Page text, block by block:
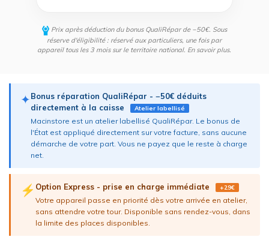
Prix après déduction du bonus QualiRépar de −50€. Sous
réserve d'éligibilité : réservé aux particuliers, une fois par
appareil tous les 3 mois sur le territoire national. En savoir plus.
✦Bonus réparation QualiRépar - −50€ déduits
directement à la caisse
Atelier labellisé
Macinstore est un atelier labellisé QualiRépar. Le bonus de
l'État est appliqué directement sur votre facture, sans aucune
démarche de votre part. Vous ne payez que le reste à charge
net.
⚡ Option Express - prise en charge immédiate +29€
Votre appareil passe en priorité dès votre arrivée en atelier,
sans attendre votre tour. Disponible sans rendez-vous, dans
la limite des places disponibles.